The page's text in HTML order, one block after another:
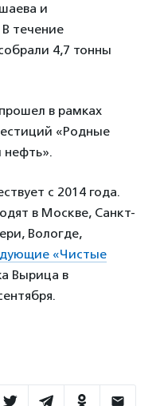
и
течение
4,7 тонны
в рамках
«Родные
нефть».
с 2014 года.
в Москве, Санкт-
Вологде,
«Чистые
Вырица в